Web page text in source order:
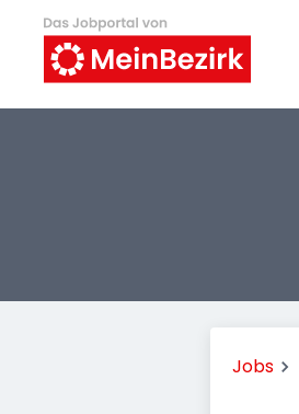
Jobs